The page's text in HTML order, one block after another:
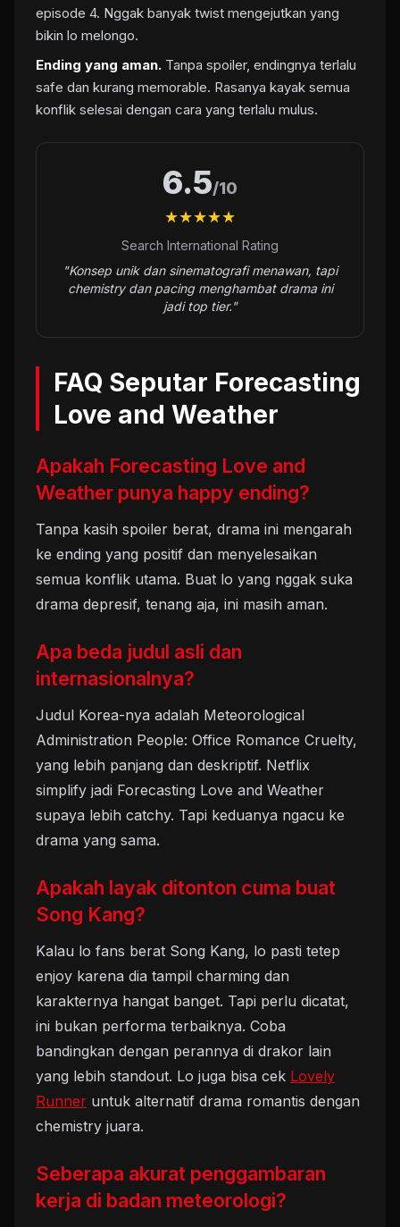
episode 4. Nggak banyak twist mengejutkan yang
bikin lo melongo.
Ending yang aman. Tanpa spoiler, endingnya terlalu
safe dan kurang memorable. Rasanya kayak semua
konflik selesai dengan cara yang terlalu mulus.
6.5/10
★★★★★
Search International Rating
"Konsep unik dan sinematografi menawan, tapi
chemistry dan pacing menghambat drama ini
jadi top tier."
FAQ Seputar Forecasting
Love and Weather
Apakah Forecasting Love and
Weather punya happy ending?
Tanpa kasih spoiler berat, drama ini mengarah
ke ending yang positif dan menyelesaikan
semua konflik utama. Buat lo yang nggak suka
drama depresif, tenang aja, ini masih aman.
Apa beda judul asli dan
internasionalnya?
Judul Korea-nya adalah Meteorological
Administration People: Office Romance Cruelty,
yang lebih panjang dan deskriptif. Netflix
simplify jadi Forecasting Love and Weather
supaya lebih catchy. Tapi keduanya ngacu ke
drama yang sama.
Apakah layak ditonton cuma buat
Song Kang?
Kalau lo fans berat Song Kang, lo pasti tetep
enjoy karena dia tampil charming dan
karakternya hangat banget. Tapi perlu dicatat,
ini bukan performa terbaiknya. Coba
bandingkan dengan perannya di drakor lain
yang lebih standout. Lo juga bisa cek Lovely
Runner untuk alternatif drama romantis dengan
chemistry juara.
Seberapa akurat penggambaran
kerja di badan meteorologi?